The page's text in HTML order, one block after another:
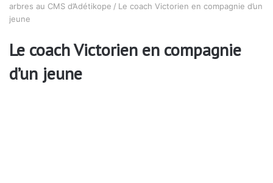
arbres au CMS d’Adétikope / Le coach Victorien en compagnie d’un
jeune
Le coach Victorien en compagnie
d’un jeune